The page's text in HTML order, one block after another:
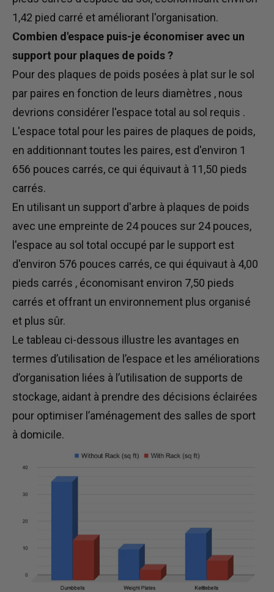
1,42 pied carré et améliorant l'organisation.
Combien d'espace puis-je économiser avec un
support pour plaques de poids ?
Pour des plaques de poids posées à plat sur le sol
par paires en fonction de leurs diamètres , nous
devrions considérer l'espace total au sol requis .
L'espace total pour les paires de plaques de poids,
en additionnant toutes les paires, est d'environ 1
656 pouces carrés, ce qui équivaut à 11,50 pieds
carrés.
En utilisant un support d'arbre à plaques de poids
avec une empreinte de 24 pouces sur 24 pouces,
l'espace au sol total occupé par le support est
d'environ 576 pouces carrés, ce qui équivaut à 4,00
pieds carrés , économisant environ 7,50 pieds
carrés et offrant un environnement plus organisé
et plus sûr.
Le tableau ci-dessous illustre les avantages en
termes d’utilisation de l’espace et les améliorations
d’organisation liées à l’utilisation de supports de
stockage, aidant à prendre des décisions éclairées
pour optimiser l’aménagement des salles de sport
à domicile.